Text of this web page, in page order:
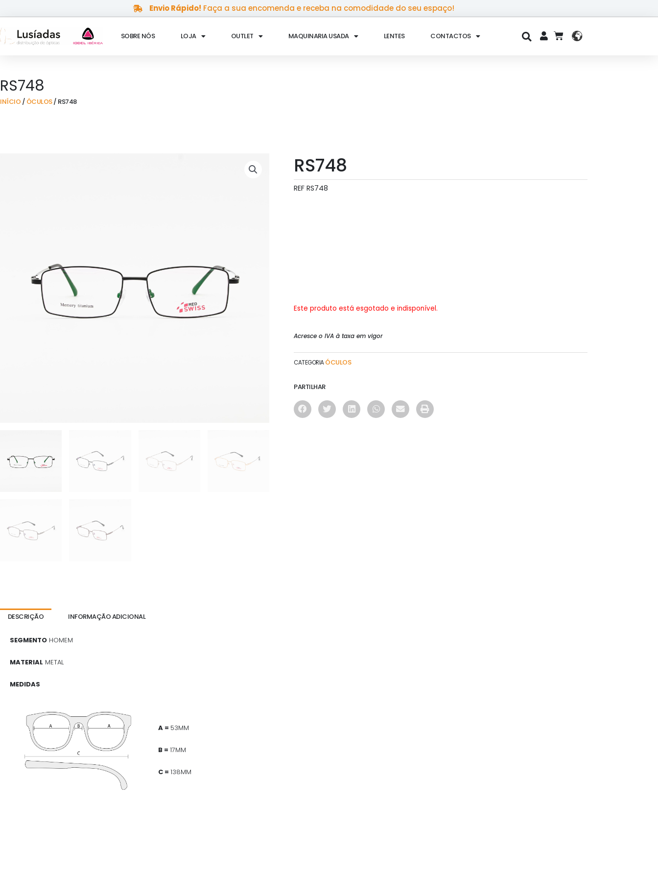
to
content
Envio Rápido! Faça a sua encomenda e receba na comodidade do seu espaço!
SOBRE NÓS LOJA OUTLET MAQUINARIA USADA LENTES CONTACTOS CART
RS748
INÍCIO / ÓCULOS/ RS748
DESCRIÇÃO INFORMAÇÃO ADICIONAL
SEGMENTO HOMEM
MATERIAL METAL
MEDIDAS
A = 53MM
B = 17MM
C = 138MM
RS748
REF RS748
Este produto está esgotado e indisponível.
Acresce o IVA à taxa em vigor
CATEGORIA ÓCULOS
PARTILHAR